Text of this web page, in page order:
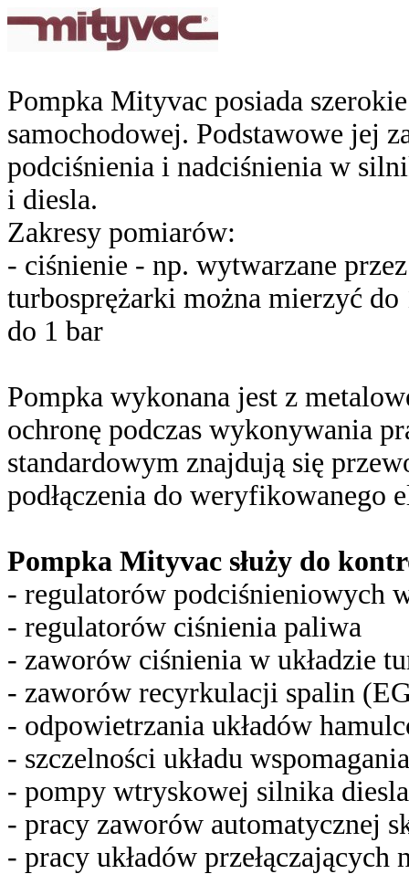
Pompka Mityvac posiada
samochodowej. Podstawowe jej
podciśnienia i nadciśnienia w
i diesla.
Zakresy pomiarów:
- ciśnienie - np. wytwarzane
turbosprężarki można mierzyć
do 1 bar
Pompka wykonana jest z
ochronę podczas wykonywania
standardowym znajdują się
podłączenia do weryfikowanego
Pompka Mityvac służy do
- regulatorów podciśnieniowych
- regulatorów ciśnienia paliwa
- zaworów ciśnienia w układzie
- zaworów recyrkulacji spalin
- odpowietrzania układów
- szczelności układu
- pompy wtryskowej silnika diesla
- pracy zaworów automatycznej
- pracy układów